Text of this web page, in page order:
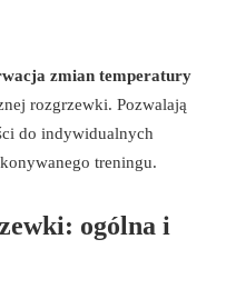
zmian temperatury
rozgrzewki. Pozwalają
do indywidualnych
treningu.
ogólna i